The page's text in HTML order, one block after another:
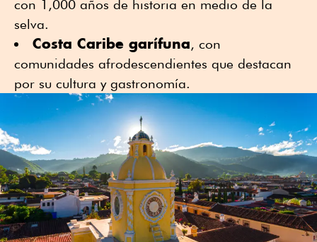
con 1,000 años de historia en medio de la
selva.
Costa Caribe garífuna, con
comunidades afrodescendientes que destacan
por su cultura y gastronomía.